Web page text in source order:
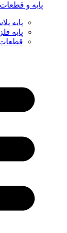
پایه و
پایه
پایه